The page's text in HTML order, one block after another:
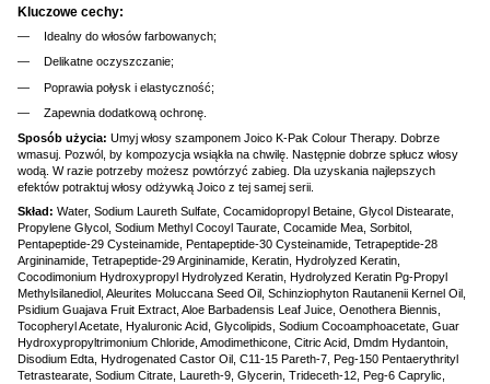
Kluczowe cechy:
Idealny do włosów farbowanych;
Delikatne oczyszczanie;
Poprawia połysk i elastyczność;
Zapewnia dodatkową ochronę.
Sposób użycia: Umyj włosy szamponem Joico K-Pak Colour Therapy. Dobrze
wmasuj. Pozwól, by kompozycja wsiąkła na chwilę. Następnie dobrze spłucz włosy
wodą. W razie potrzeby możesz powtórzyć zabieg. Dla uzyskania najlepszych
efektów potraktuj włosy odżywką Joico z tej samej serii.
Skład: Water, Sodium Laureth Sulfate, Cocamidopropyl Betaine, Glycol Distearate,
Propylene Glycol, Sodium Methyl Cocoyl Taurate, Cocamide Mea, Sorbitol,
Pentapeptide-29 Cysteinamide, Pentapeptide-30 Cysteinamide, Tetrapeptide-28
Argininamide, Tetrapeptide-29 Argininamide, Keratin, Hydrolyzed Keratin,
Cocodimonium Hydroxypropyl Hydrolyzed Keratin, Hydrolyzed Keratin Pg-Propyl
Methylsilanediol, Aleurites Moluccana Seed Oil, Schinziophyton Rautanenii Kernel Oil,
Psidium Guajava Fruit Extract, Aloe Barbadensis Leaf Juice, Oenothera Biennis,
Tocopheryl Acetate, Hyaluronic Acid, Glycolipids, Sodium Cocoamphoacetate, Guar
Hydroxypropyltrimonium Chloride, Amodimethicone, Citric Acid, Dmdm Hydantoin,
Disodium Edta, Hydrogenated Castor Oil, C11-15 Pareth-7, Peg-150 Pentaerythrityl
Tetrastearate, Sodium Citrate, Laureth-9, Glycerin, Trideceth-12, Peg-6 Caprylic,